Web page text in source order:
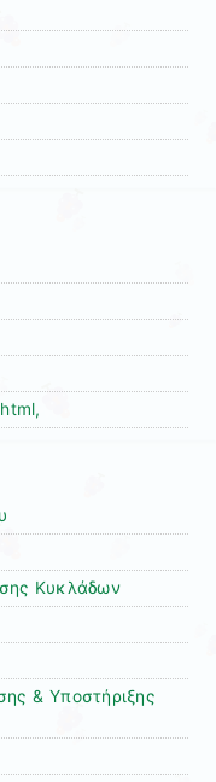
Κυκλάδων
& Υποστήριξης